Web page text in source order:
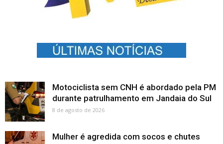
Motociclista sem CNH é abordado pela PM
durante patrulhamento em Jandaia do Sul
8 de agosto de 2026
Mulher é agredida com socos e chutes